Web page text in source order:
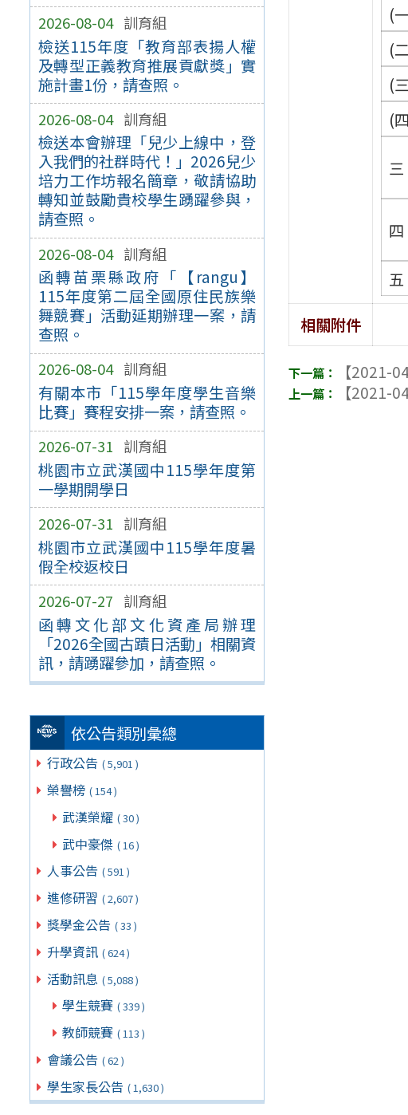
2026-08-04 訓育組
檢送115年度「教育部表揚人權
及轉型正義教育推展貢獻獎」實
施計畫1份，請查照。
2026-08-04 訓育組
檢送本會辦理「兒少上線中，登
入我們的社群時代！」2026兒少
培力工作坊報名簡章，敬請協助
轉知並鼓勵貴校學生踴躍參與，
請查照。
2026-08-04 訓育組
函轉苗栗縣政府「【rangu】
115年度第二屆全國原住民族樂
舞競賽」活動延期辦理一案，請
查照。
2026-08-04 訓育組
有關本市「115學年度學生音樂
比賽」賽程安排一案，請查照。
2026-07-31 訓育組
桃園市立武漢國中115學年度第
一學期開學日
2026-07-31 訓育組
桃園市立武漢國中115學年度暑
假全校返校日
2026-07-27 訓育組
函轉文化部文化資產局辦理
「2026全國古蹟日活動」相關資
訊，請踴躍參加，請查照。
依公告類別彙總
行政公告 ( 5,901 )
榮譽榜 ( 154 )
武漢榮耀 ( 30 )
武中豪傑 ( 16 )
人事公告 ( 591 )
進修研習 ( 2,607 )
獎學金公告 ( 33 )
升學資訊 ( 624 )
活動訊息 ( 5,088 )
學生競賽 ( 339 )
教師競賽 ( 113 )
會議公告 ( 62 )
學生家長公告 ( 1,630 )
(
(
(
(
三
四
五
相關附件
【2021-
【2021-